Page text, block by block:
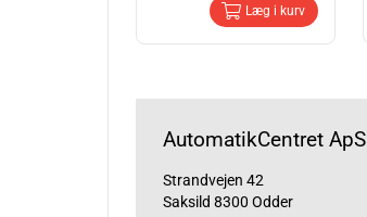
Læg i kurv
AutomatikCentret ApS
Strandvejen 42
Saksild 8300 Odder